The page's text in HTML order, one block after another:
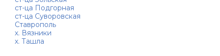
ст-ца Подгорная
ст-ца Суворовская
Ставрополь
х. Вязники
х. Ташла